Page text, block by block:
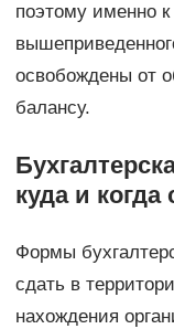
поэтому именно
освобождены от
балансу.
куда и когда
Формы
сдать в
нахождения